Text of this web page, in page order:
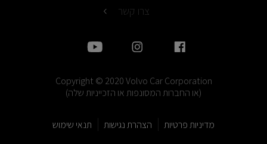
צרו קשר
Copyright © 2020 Volvo Car Corporation
(או החברות המסונפות או הזכייניות שלה)
מדיניות פרטיות הצהרת נגישות תנאי שימוש